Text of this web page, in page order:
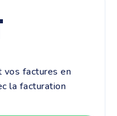
vos factures en
la facturation